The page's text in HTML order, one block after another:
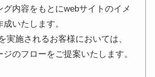
グ内容をもとにwebサイトのイメ
いたします。
実施されるお客様においては、
ジのフローをご提案いたします。